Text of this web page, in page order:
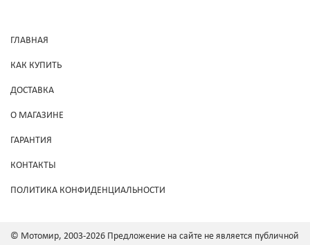
ГЛАВНАЯ
КАК КУПИТЬ
ДОСТАВКА
О МАГАЗИНЕ
ГАРАНТИЯ
КОНТАКТЫ
ПОЛИТИКА КОНФИДЕНЦИАЛЬНОСТИ
© Мотомир, 2003-2026 Предложение на сайте не является публичной